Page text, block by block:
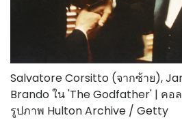
Salvatore Corsitto (จากซ้าย),
Brando ใน 'The Godfather' | คอ
รูปภาพ Hulton Archive / Getty